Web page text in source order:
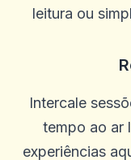
leitura ou
Intercale
tempo ao ar
experiências
C
2025-10-03
Bom site!
0